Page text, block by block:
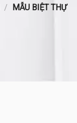
/ MẪU BIỆT THỰ